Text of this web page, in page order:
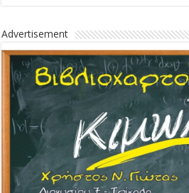
Advertisement